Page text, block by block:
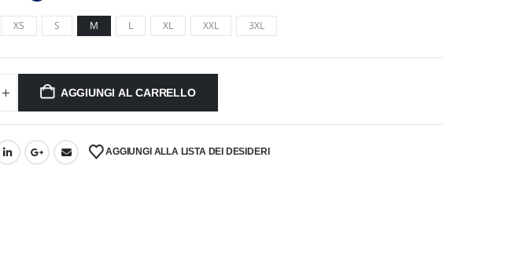
XS S M L XL XXL 3XL
AGGIUNGI AL CARRELLO
AGGIUNGI ALLA LISTA DEI DESIDERI